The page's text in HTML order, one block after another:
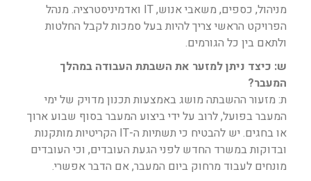
מניהול, כספים, משאבי אנוש, IT ואדמיניסטרציה. מנהל
הפרויקט הראשי צריך להיות בעל סמכות לקבל החלטות
ולתאם בין כל הגורמים.
ש: כיצד ניתן למזער את השבתת העבודה במהלך
המעבר?
ת: מזעור ההשבתה מושג באמצעות תכנון מדויק של ימי
המעבר בפועל, לרוב על ידי ביצוע המעבר בסוף שבוע ארוך
או בחגים. יש להבטיח כי תשתיות ה-IT הקריטיות מותקנות
ובדוקות במשרד החדש לפני הגעת העובדים, וכי העובדים
מונחים לעבוד מרחוק ביום המעבר, אם הדבר אפשרי.